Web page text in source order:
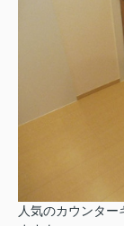
人気のカウンタ